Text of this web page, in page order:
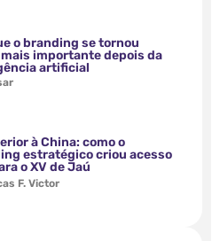
o branding se tornou
importante depois da
artificial
à China: como o
estratégico criou acesso
o XV de Jaú
F. Victor